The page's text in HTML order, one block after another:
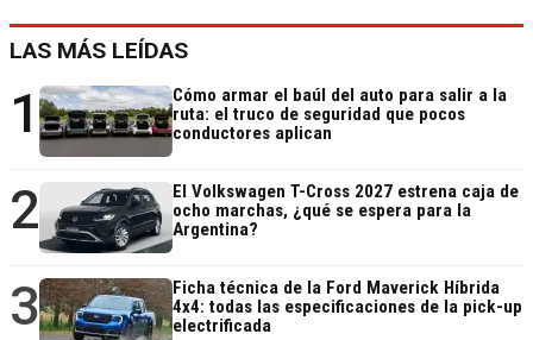
LAS MÁS LEÍDAS
1
Cómo armar el baúl del auto para salir a la
ruta: el truco de seguridad que pocos
conductores aplican
2
El Volkswagen T-Cross 2027 estrena caja de
ocho marchas, ¿qué se espera para la
Argentina?
3
Ficha técnica de la Ford Maverick Híbrida
4x4: todas las especificaciones de la pick-up
electrificada